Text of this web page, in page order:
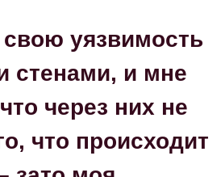
уязвимость
стенами, и мне
через них не
что происходит